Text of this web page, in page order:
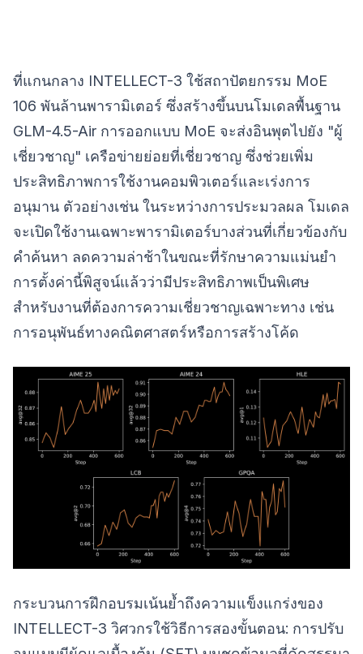
ที่แกนกลาง INTELLECT-3 ใช้สถาปัตยกรรม MoE
106 พันล้านพารามิเตอร์ ซึ่งสร้างขึ้นบนโมเดลพื้นฐาน
GLM-4.5-Air การออกแบบ MoE จะส่งอินพุตไปยัง "ผู้
เชี่ยวชาญ" เครือข่ายย่อยที่เชี่ยวชาญ ซึ่งช่วยเพิ่ม
ประสิทธิภาพการใช้งานคอมพิวเตอร์และเร่งการ
อนุมาน ตัวอย่างเช่น ในระหว่างการประมวลผล โมเดล
จะเปิดใช้งานเฉพาะพารามิเตอร์บางส่วนที่เกี่ยวข้องกับ
คำค้นหา ลดความล่าช้าในขณะที่รักษาความแม่นยำ
การตั้งค่านี้พิสูจน์แล้วว่ามีประสิทธิภาพเป็นพิเศษ
สำหรับงานที่ต้องการความเชี่ยวชาญเฉพาะทาง เช่น
การอนุพันธ์ทางคณิตศาสตร์หรือการสร้างโค้ด
กระบวนการฝึกอบรมเน้นย้ำถึงความแข็งแกร่งของ
INTELLECT-3 วิศวกรใช้วิธีการสองขั้นตอน: การปรับ